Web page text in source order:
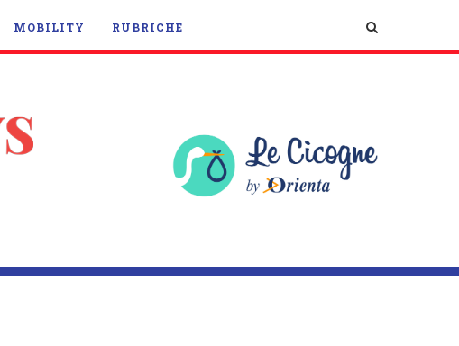
MOBILITY RUBRICHE